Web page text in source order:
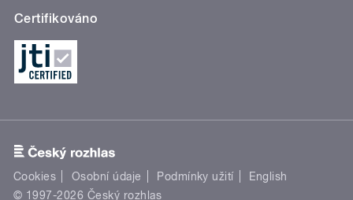
Certifikováno
Cookies Osobní údaje Podmínky užití
English
© 1997-2026 Český rozhlas